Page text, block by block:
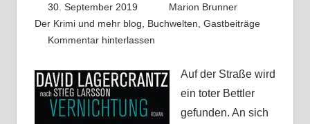
30. September 2019
Marion Brunner
Der Krimi und mehr blog
Buchwelten Gastbeiträge
Kommentar hinterlassen
Auf der Straße wird
ein toter Bettler
gefunden. An sich